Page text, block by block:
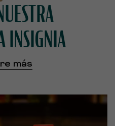
INSIGNIA
más